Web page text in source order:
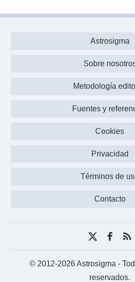
Astrosigma
Sobre
Metodología
Fuentes y
Cookies
Privacidad
Términos de
Contacto
(Twitter)
© 2012-2026 Astrosigma -
reservados.